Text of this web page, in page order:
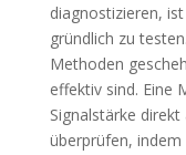
diagnostizieren,
gründlich zu
Methoden
effektiv sind. Eine
Signalstärke
überprüfen,